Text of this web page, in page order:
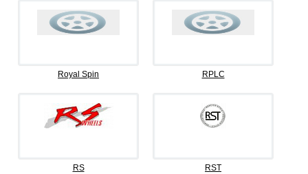
Royal Spin RPLC
RS RST